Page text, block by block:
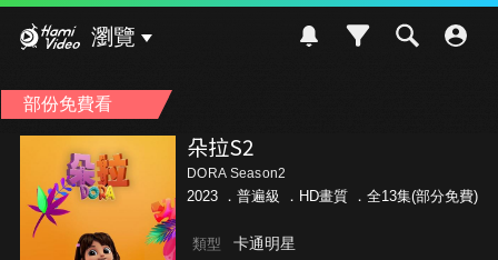
瀏覽
部份免費看
朵拉S2
DORA Season2
2023 ． 普遍級 ．HD畫質 ．全13集(部分免費)
類型 卡通明星